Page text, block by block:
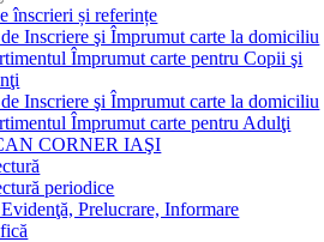
înscrieri și referințe
Inscriere şi Împrumut carte la domiciliu
Împrumut carte pentru Copii şi
Inscriere şi Împrumut carte la domiciliu
Împrumut carte pentru Adulţi
CORNER IAŞI
periodice
Prelucrare, Informare